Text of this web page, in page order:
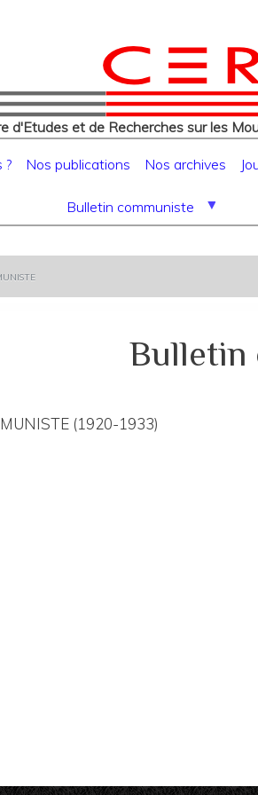
d'Etudes et de Recherches sur les
? Nos publications Nos archives
Bulletin communiste
Bulletin
(1920-1933)